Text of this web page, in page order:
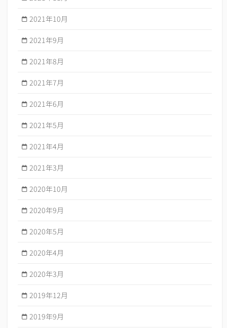
2021年10月
2021年9月
2021年8月
2021年7月
2021年6月
2021年5月
2021年4月
2021年3月
2020年10月
2020年9月
2020年5月
2020年4月
2020年3月
2019年12月
2019年9月